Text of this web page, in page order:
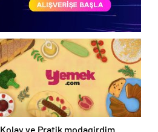
Kolay ve Pratik modagirdim